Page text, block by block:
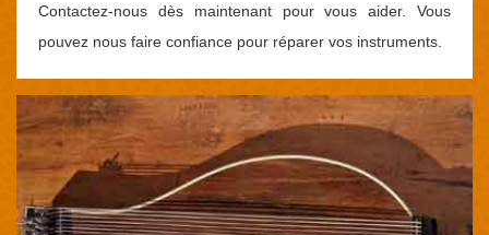
Contactez-nous dès maintenant pour vous aider. Vous
pouvez nous faire confiance pour réparer vos instruments.